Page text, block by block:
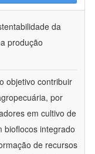
da
produção
objetivo contribuir
por
em cultivo de
bioflocos integrado
de recursos